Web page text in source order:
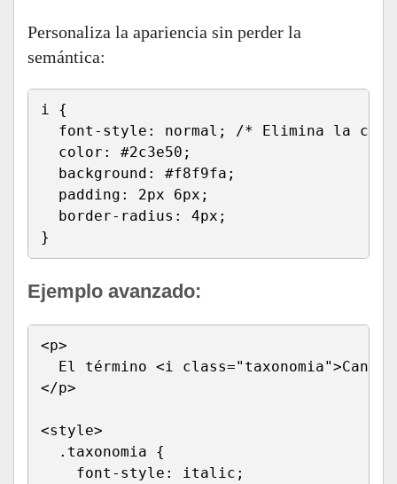
Personaliza la apariencia sin perder la
semántica:
i {
font-style: normal; /* Elimina la
  color: #2c3e50;
  background: #f8f9fa;
  padding: 2px 6px;
  border-radius: 4px;
}
Ejemplo avanzado:
<p>
El término <i class="taxonomia">Canis
</p>
<style>
  .taxonomia {
    font-style: italic;